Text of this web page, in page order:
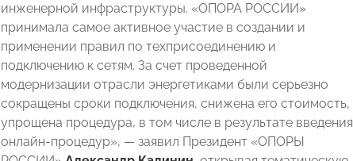
инженерной инфраструктуры. «ОПОРА РОССИИ»
принимала самое активное участие в создании и
применении правил по техприсоединению и
подключению к сетям. За счет проведенной
модернизации отрасли энергетиками были серьезно
сокращены сроки подключения, снижена его стоимость,
упрощена процедура, в том числе в результате введения
онлайн-процедур», — заявил Президент «ОПОРЫ